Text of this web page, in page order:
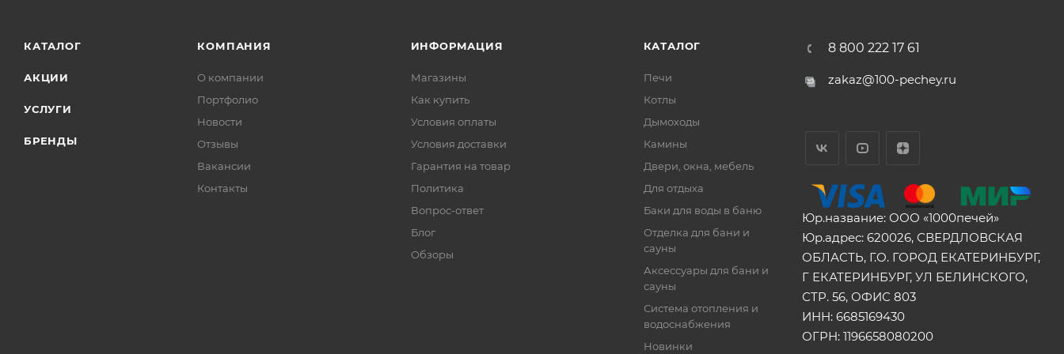
КАТАЛОГ
АКЦИИ
УСЛУГИ
БРЕНДЫ
КОМПАНИЯ
О компании
Портфолио
Новости
Отзывы
Вакансии
Контакты
ИНФОРМАЦИЯ
Магазины
Как купить
Условия оплаты
Условия доставки
Гарантия на товар
Политика
Вопрос-ответ
Блог
Обзоры
КАТАЛОГ
Печи
Котлы
Дымоходы
Камины
Двери, окна, мебель
Для отдыха
Баки для воды в баню
Отделка для бани и
сауны
Аксессуары для бани и
сауны
Система отопления и
водоснабжения
Новинки
8 800 222 17 61
zakaz@100-pechey.ru
Юр.название: ООО «1000печей»
Юр.адрес: 620026, СВЕРДЛОВСКАЯ
ОБЛАСТЬ, Г.О. ГОРОД ЕКАТЕРИНБУРГ,
Г ЕКАТЕРИНБУРГ, УЛ БЕЛИНСКОГО,
СТР. 56, ОФИС 803
ИНН: 6685169430
ОГРН: 1196658080200